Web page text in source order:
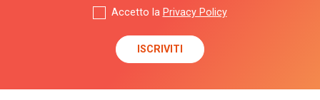
Accetto la Privacy Policy